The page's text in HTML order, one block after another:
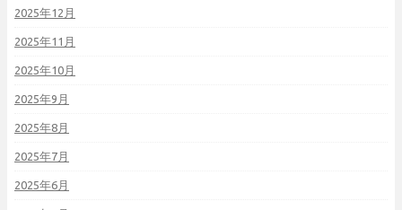
2025年12月
2025年11月
2025年10月
2025年9月
2025年8月
2025年7月
2025年6月